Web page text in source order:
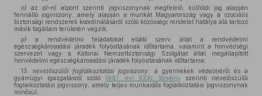
o) aza)–n)
alpont szerinti jogviszonynak megfelelő, külföldi jog alapján
fennálló jogviszony, amely alapján a munkát Magyarország vagy a szociális
biztonsági rendszerek koordinálásáról szóló közösségi rendelet hatálya alá tartozó
másik tagállam területén végzik,
p) a rendvédelmi feladatokat ellátó szerv által a rendvédelmi
egészségkárosodási járadék folyósításának időtartama, valamint a honvédségi
szervezet vagy a Katonai Nemzetbiztonsági Szolgálat által megállapított
honvédelmi egészségkárosodási járadék folyósításának időtartama;
13.nevelőszülői foglalkoztatási jogviszony:
a gyermekek védelméről és a
gyámügyi igazgatásról szóló 1997. évi XXXI. törvény szerinti nevelőszülői
foglalkoztatási jogviszony, amely teljes munkaidős foglalkoztatási jogviszonynak
minősül;